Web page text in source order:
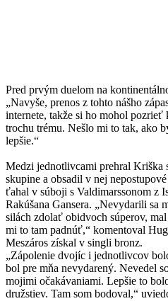
Pred prvým duelom na
„Navyše, prenos z tohto nášho
internete, takže si ho mohol
trochu trému. Nešlo mi to tak, ako
lepšie.“
Medzi jednotlivcami prehral Kriška
skupine a obsadil v nej
ťahal v súboji s Valdimarssonom z
Rakúšana Gansera. „Nevydarili sa
silách zdolať obidvoch súperov,
mi to tam padnúť,“ komentoval
Meszáros získal v singli bronz.
„Zápolenie dvojíc i jednotlivcov
bol pre mňa nevydarený. Nevedel
mojimi očakávaniami. Lepšie to
družstiev. Tam som bodoval,“